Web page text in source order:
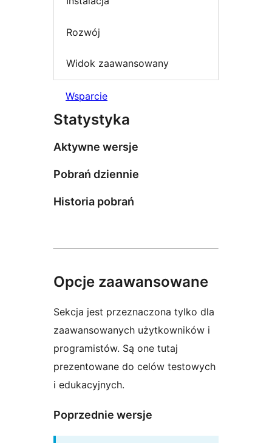
Rozwój
Widok zaawansowany
Wsparcie
Statystyka
Aktywne wersje
Pobrań dziennie
Historia pobrań
Opcje zaawansowane
Sekcja jest przeznaczona tylko dla
zaawansowanych użytkowników i
programistów. Są one tutaj
prezentowane do celów testowych
i edukacyjnych.
Poprzednie wersje